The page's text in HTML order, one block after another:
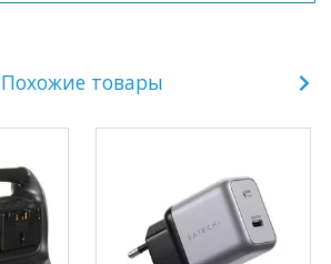
Похожие товары